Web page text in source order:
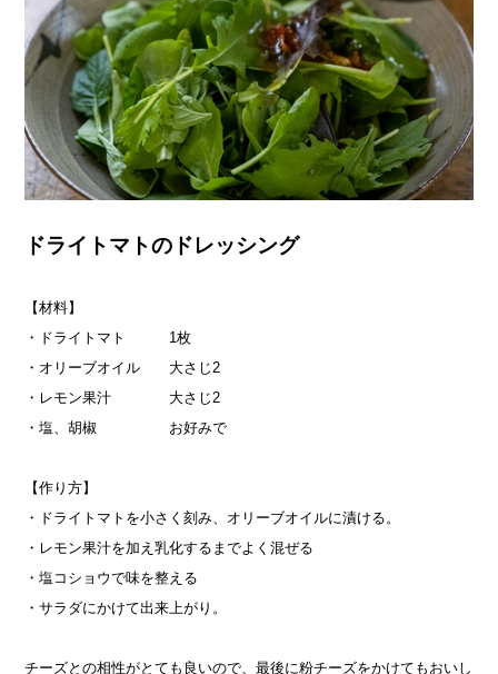
ドライトマトのドレッシング
【材料】
・ドライトマト 1枚
・オリーブオイル 大さじ2
・レモン果汁 大さじ2
・塩、胡椒 お好みで
【作り方】
・ドライトマトを小さく刻み、オリーブオイルに漬ける。
・レモン果汁を加え乳化するまでよく混ぜる
・塩コショウで味を整える
・サラダにかけて出来上がり。
チーズとの相性がとても良いので、最後に粉チーズをかけてもおいし